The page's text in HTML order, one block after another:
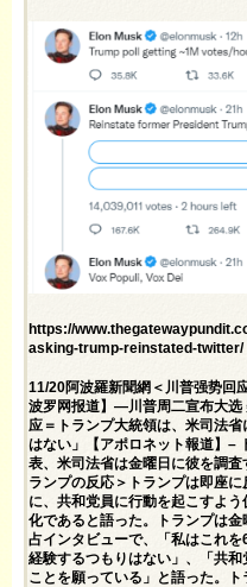
https://
asking-trump-reinstated-twitter/
11/20阿波羅新聞網＜川普强势回
波罗网报道】—川普周二宣布大选
应＝トランプ大統領は、米司法
はない」【アポロネット報道】–
表、米司法省は金曜日に彼を調
ランプの反応＞トランプは即座
に、共和党員に行動を起こすよ
化であると語った。トランプは
占インタビューで、「私はこれ
経験するつもりはない」、「共
ことを願っている」と語った。